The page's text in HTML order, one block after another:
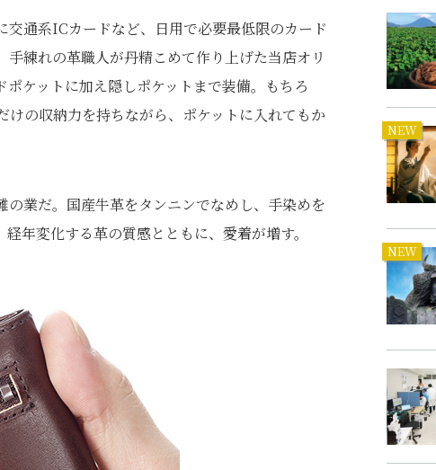
通系ICカードなど、日用で必要最低限のカード
練れの革職人が丹精こめて作り上げた当店オリ
ケットに加え隠しポケットまで装備。もちろ
の収納力を持ちながら、ポケットに入れてもか
業だ。国産牛革をタンニンでなめし、手染めを
年変化する革の質感とともに、愛着が増す。
NEW
NEW